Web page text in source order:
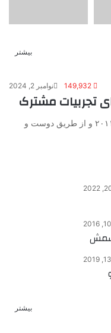
بیشتر
نوامبر 2, 2024
تجربیات مشترک
پویان طباطبایی, تورنتو | اولین بار در سال ۲۰۱۱ و از طریق دوست و
بیشتر